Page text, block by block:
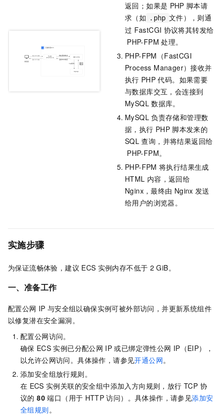
返回；如果是 PHP 脚本请
求（如
.php 文件），则通
过 FastCGI 协议将其转发给
PHP-FPM 处理。
PHP-FPM（FastCGI
Process Manager）接收并
执行 PHP 代码。如果需要
与数据库交互，会连接到
MySQL 数据库。
MySQL 负责存储和管理数
据，执行 PHP 脚本发来的
SQL 查询，并将结果返回给
PHP-FPM。
PHP-FPM 将执行结果生成
HTML 内容，返回给
Nginx，最终由 Nginx 发送
给用户的浏览器。
实施步骤
为保证流畅体验，建议 ECS 实例内存不低于 2 GiB。
一、准备工作
配置公网 IP 与安全组以确保实例可被外部访问，并更新系统组件
以修复潜在安全漏洞。
配置公网访问。
确保 ECS 实例已分配公网 IP 或已绑定弹性公网 IP（EIP），
以允许公网访问。具体操作，请参见开通公网。
添加安全组放行规则。
在 ECS 实例关联的安全组中添加入方向规则，放行 TCP 协
议的80 端口（用于 HTTP 访问）。具体操作，请参见添加安
全组规则 。